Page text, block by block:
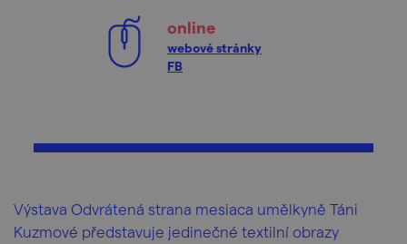
online
webové stránky
FB
Výstava Odvrátená strana mesiaca umělkyně Táni
Kuzmové představuje jedinečné textilní obrazy